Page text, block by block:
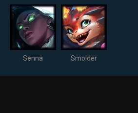
Senna Smolder